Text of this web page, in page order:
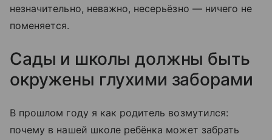
незначительно, неважно, несерьёзно — ничего не
поменяется.
Сады и школы должны быть
окружены глухими заборами
В прошлом году я как родитель возмутился:
почему в нашей школе ребёнка может забрать